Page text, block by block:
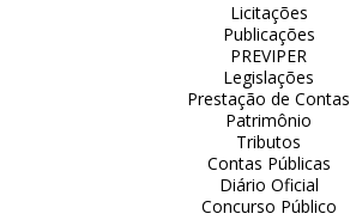
Licitações
Publicações
PREVIPER
Legislações
Prestação de Contas
Patrimônio
Tributos
Contas Públicas
Diário Oficial
Concurso Público